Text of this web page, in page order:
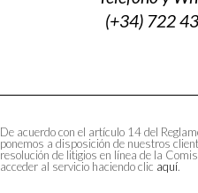
(+34) 722
De acuerdo con el artículo 14 del
ponemos a disposición de nuestros
resolución de litigios en línea de la
acceder al servicio haciendo clic aquí.